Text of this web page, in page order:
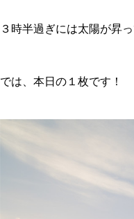
３時半過ぎには太陽が昇
では、本日の１枚です！